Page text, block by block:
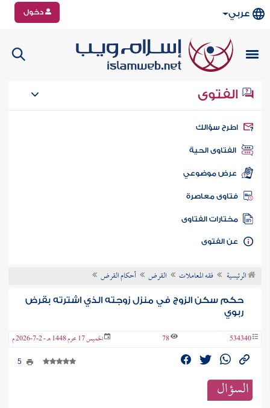
عربي دخول
الفتوى
سؤالك
الفتاوى الحية
عرض موضوعي
فتاوى معاصرة
مختارات الفتاوى
الفتوى
الرئيسية فقه المعاملات القرض أحكام القرض
حكم سكن الزوج في منزل زوجته الذي اشترته بقرض
ربوي
534340
78 الخميس 17 محرم 1448 هـ - 2-7-2026 م
السؤال